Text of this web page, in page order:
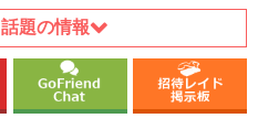
題の情報